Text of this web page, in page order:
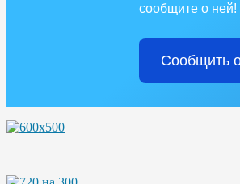
сообщите о ней!
Сообщить